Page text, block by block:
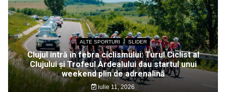
ALTE SPORTURI SLIDER
Clujul intră în febra ciclismului: Turul Ciclist al
Clujului și Trofeul Ardealului dau startul unui
weekend plin de adrenalină
iulie 11, 2026